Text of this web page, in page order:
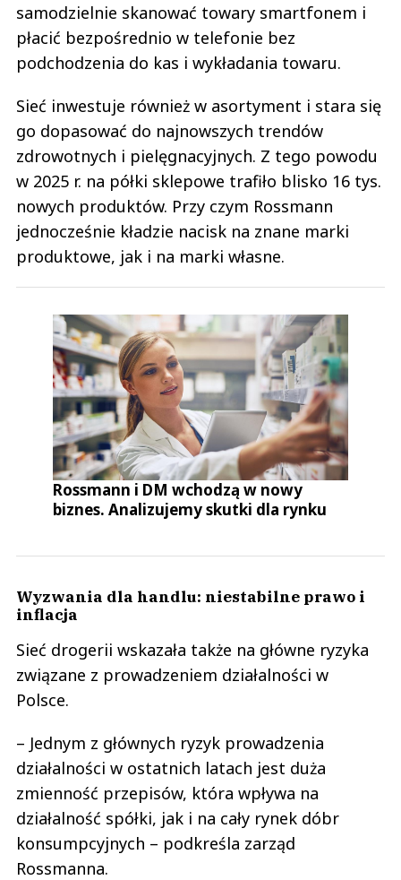
samodzielnie skanować towary smartfonem i
płacić bezpośrednio w telefonie bez
podchodzenia do kas i wykładania towaru.
Sieć inwestuje również w asortyment i stara się
go dopasować do najnowszych trendów
zdrowotnych i pielęgnacyjnych. Z tego powodu
w 2025 r. na półki sklepowe trafiło blisko 16 tys.
nowych produktów. Przy czym Rossmann
jednocześnie kładzie nacisk na znane marki
produktowe, jak i na marki własne.
Rossmann i DM wchodzą w nowy
biznes. Analizujemy skutki dla rynku
Wyzwania dla handlu: niestabilne prawo i
inflacja
Sieć drogerii wskazała także na główne ryzyka
związane z prowadzeniem działalności w
Polsce.
– Jednym z głównych ryzyk prowadzenia
działalności w ostatnich latach jest duża
zmienność przepisów, która wpływa na
działalność spółki, jak i na cały rynek dóbr
konsumpcyjnych – podkreśla zarząd
Rossmanna.